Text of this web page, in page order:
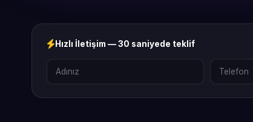
Hızlı İletişim — 30 saniyede teklif